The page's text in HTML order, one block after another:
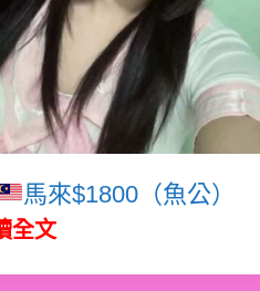
馬來$1800（魚公）
全文